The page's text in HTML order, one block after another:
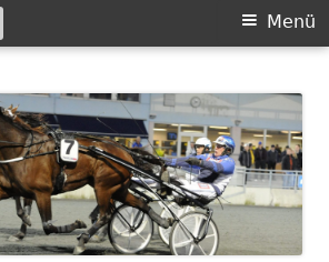
Menü
Suchen
nach: